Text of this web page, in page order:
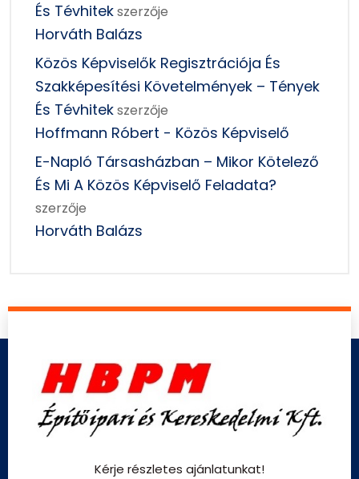
És Tévhitekszerzője
Horváth Balázs
Közös Képviselők Regisztrációja És
Szakképesítési Követelmények – Tények
És Tévhitekszerzője
Hoffmann Róbert - Közös Képviselő
E-Napló Társasházban – Mikor Kötelező
És Mi A Közös Képviselő Feladata?
szerzője
Horváth Balázs
Kérje részletes ajánlatunkat!